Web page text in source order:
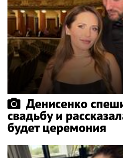
Денисенко
свадьбу и
будет церемония